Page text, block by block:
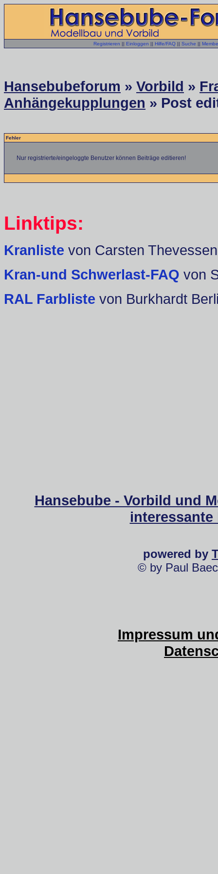
Registrieren || Einloggen || Hilfe/FAQ || Suche ||
Hansebubeforum » Vorbild »
Anhängekupplungen » Post
Fehler
Nur registrierte/eingeloggte Benutzer können Beiträge editieren!
Linktips:
Kranliste von Carsten Thevessen
Kran-und Schwerlast-FAQ von
RAL Farbliste von Burkhardt
Hansebube - Vorbild und
powered by
© by Paul
Impressum